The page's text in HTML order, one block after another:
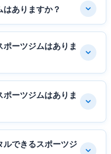
ありますか？
ーツジムはありま
ーツジムはありま
ルできるスポーツジ